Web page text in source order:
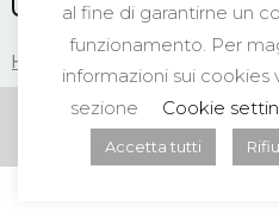
HOME
©2026 A.S.S.E. Security
al fine di garantirne un
funzionamento. Per
informazioni sui cookies
sezione
Cookie
Accetta tutti